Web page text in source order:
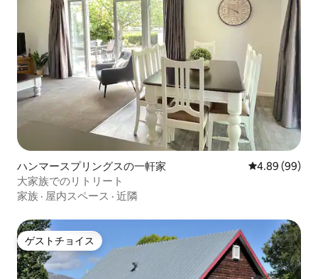
ハンマースプリングスの一軒家 レビュー99件
4.89 (99)
大家族でのリトリート
家族 · 屋内スペース · 近隣
ゲストチョイス
ゲストチョイス